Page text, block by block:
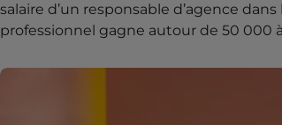
salaire d’un responsable d’agence
professionnel gagne autour de 50 000